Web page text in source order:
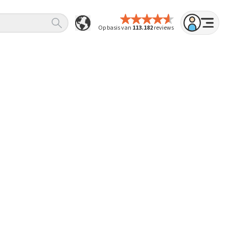
Op basis van 113.182reviews